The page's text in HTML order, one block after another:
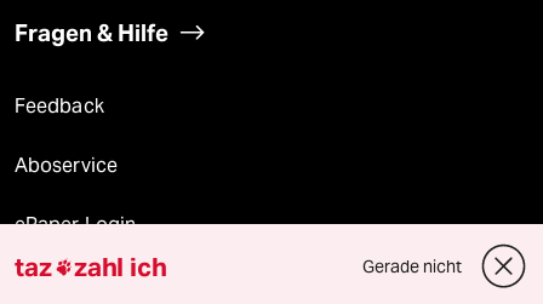
Fragen & Hilfe
Feedback
Aboservice
ePaper Login
Downloads für Abonnierende
taz zahl ich Gerade nicht